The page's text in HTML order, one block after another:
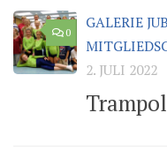
0
GALERIE
2. JULI 2022